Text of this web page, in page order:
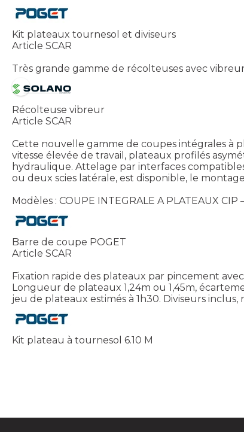
Kit plateaux tournesol et diviseurs
Article SCAR
Très grande gamme de récolteuses avec
Récolteuse vibreur
Article SCAR
Cette nouvelle gamme de coupes intégrales à
vitesse élevée de travail, plateaux profilés
hydraulique. Attelage par interfaces
ou deux scies latérale, est disponible, le
Modèles : COUPE INTEGRALE A PLATEAUX
Barre de coupe POGET
Article SCAR
Fixation rapide des plateaux par pincement
Longueur de plateaux 1,24m ou 1,45m,
jeu de plateaux estimés à 1h30. Diviseurs
Kit plateau à tournesol 6.10 M